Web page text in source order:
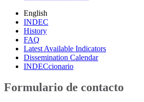
English
INDEC
History
FAQ
Latest Available Indicators
Dissemination Calendar
INDECcionario
Formulario de contacto